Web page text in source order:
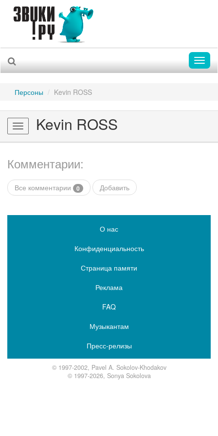
Персоны Kevin ROSS
Toggle
navigation
Kevin ROSS
Комментарии:
Все комментарии 0 Добавить
О нас
Конфиденциальность
Страница памяти
Реклама
FAQ
Музыкантам
Пресс-релизы
© 1997-2002, Pavel A. Sokolov-Khodakov
© 1997-2026, Sonya Sokolova